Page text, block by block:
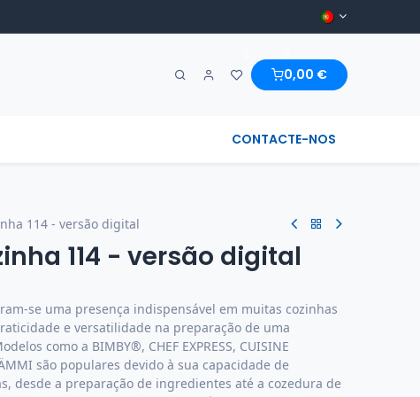
0,00 €
CONTACTE-NOS
114 - versão digital
114 - versão digital
se uma presença indispensável em muitas cozinhas
e versatilidade na preparação de uma
como a BIMBY®, CHEF EXPRESS, CUISINE
são populares devido à sua capacidade de
desde a preparação de ingredientes até a cozedura de